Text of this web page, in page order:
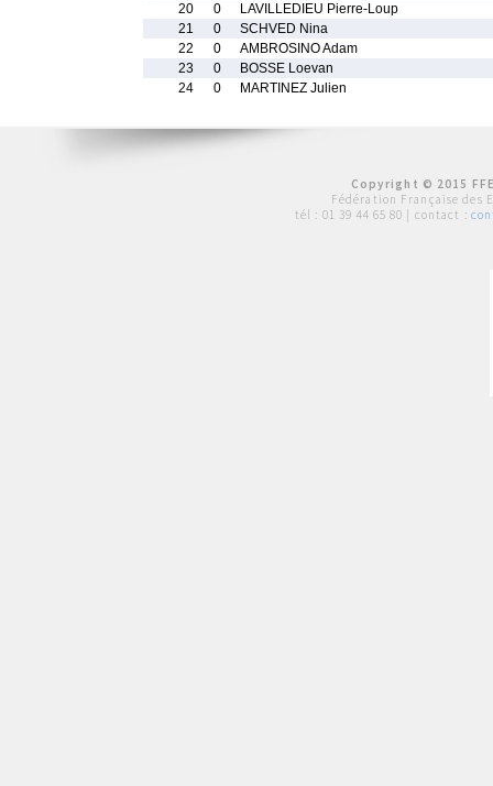
20
0
LAVILLEDIEU Pierre-Loup
21
0
SCHVED Nina
22
0
AMBROSINO Adam
23
0
BOSSE Loevan
24
0 MARTINEZ Julien
Copyright © 2015
Fédération Française des
tél : 01 39 44 65 80 | contact :